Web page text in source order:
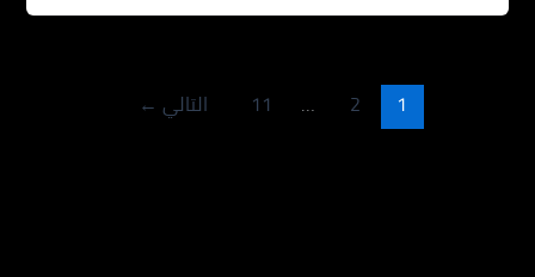
1
2
…
11 التالي ←